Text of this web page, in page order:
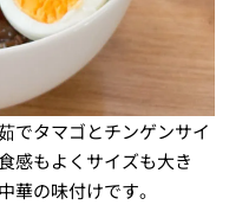
でタマゴとチンゲンサイ
感もよくサイズも大き
華の味付けです。